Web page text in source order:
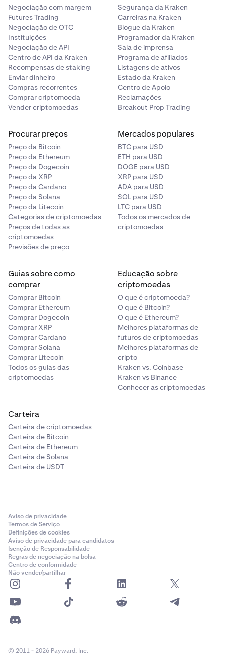
Negociação com margem
Futures Trading
Negociação de OTC
Instituições
Negociação de API
Centro de API da Kraken
Recompensas de staking
Enviar dinheiro
Compras recorrentes
Comprar criptomoeda
Vender criptomoedas
Segurança da Kraken
Carreiras na Kraken
Blogue da Kraken
Programador da Kraken
Sala de imprensa
Programa de afiliados
Listagens de ativos
Estado da Kraken
Centro de Apoio
Reclamações
Breakout Prop Trading
Procurar preços
Preço da Bitcoin
Preço da Ethereum
Preço da Dogecoin
Preço da XRP
Preço da Cardano
Preço da Solana
Preço da Litecoin
Categorias de criptomoedas
Preços de todas as
criptomoedas
Previsões de preço
Mercados populares
BTC para USD
ETH para USD
DOGE para USD
XRP para USD
ADA para USD
SOL para USD
LTC para USD
Todos os mercados de
criptomoedas
Guias sobre como
comprar
Comprar Bitcoin
Comprar Ethereum
Comprar Dogecoin
Comprar XRP
Comprar Cardano
Comprar Solana
Comprar Litecoin
Todos os guias das
criptomoedas
Educação sobre
criptomoedas
O que é criptomoeda?
O que é Bitcoin?
O que é Ethereum?
Melhores plataformas de
futuros de criptomoedas
Melhores plataformas de
cripto
Kraken vs. Coinbase
Kraken vs Binance
Conhecer as criptomoedas
Carteira
Carteira de criptomoedas
Carteira de Bitcoin
Carteira de Ethereum
Carteira de Solana
Carteira de USDT
Aviso de privacidade
Termos de Serviço
Definições de cookies
Aviso de privacidade para candidatos
Isenção de Responsabilidade
Regras de negociação na bolsa
Centro de conformidade
Não vender/partilhar
© 2011 - 2026 Payward, Inc.